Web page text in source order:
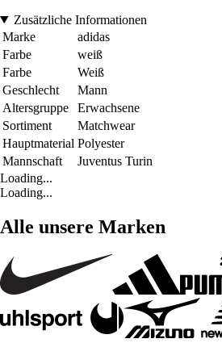
Zusätzliche Informationen
Marke
adidas
Farbe
weiß
Farbe
Weiß
Geschlecht
Mann
Altersgruppe
Erwachsene
Sortiment
Matchwear
Hauptmaterial Polyester
Mannschaft
Juventus Turin
Loading...
Loading...
Alle unsere Marken